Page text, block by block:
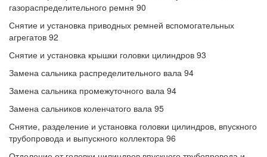
газораспределительного ремня 90
Снятие и установка приводных ремней вспомогательных
агрегатов 92
Снятие и установка крышки головки цилиндров 93
Замена сальника распределительного вала 94
Замена сальника промежуточного вала 94
Замена сальников коленчатого вала 95
Снятие, разделение и установка головки цилиндров, впускного
трубопровода и выпускного коллектора 96